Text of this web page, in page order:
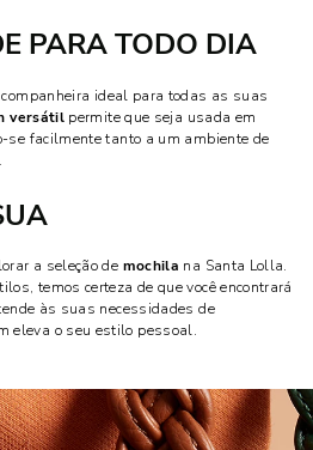
PARA TODO DIA
ideal para todas as suas
versátil permite que seja usada em
se facilmente tanto a um ambiente de
a seleção de mochila na Santa Lolla.
temos certeza de que você encontrará
às suas necessidades de
eleva o seu estilo pessoal.